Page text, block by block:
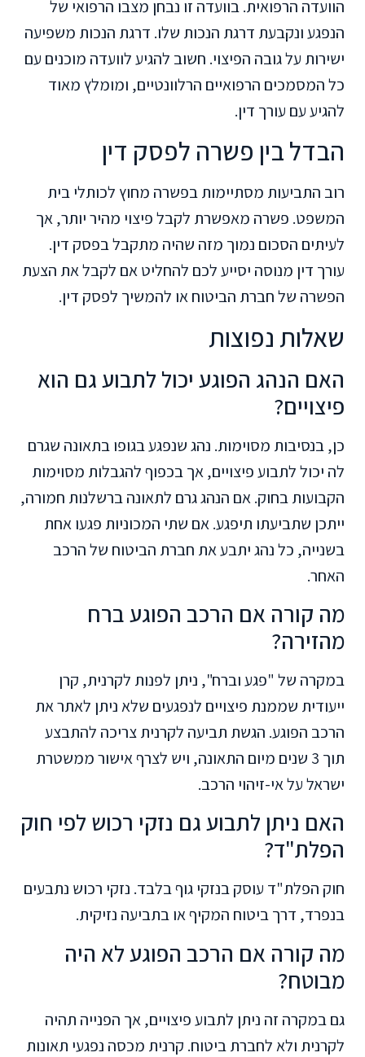
הוועדה הרפואית. בוועדה זו נבחן מצבו הרפואי של
הנפגע ונקבעת דרגת הנכות שלו. דרגת הנכות משפיעה
ישירות על גובה הפיצוי. חשוב להגיע לוועדה מוכנים עם
כל המסמכים הרפואיים הרלוונטיים, ומומלץ מאוד
להגיע עם עורך דין.
הבדל בין פשרה לפסק דין
רוב התביעות מסתיימות בפשרה מחוץ לכותלי בית
המשפט. פשרה מאפשרת לקבל פיצוי מהיר יותר, אך
לעיתים הסכום נמוך מזה שהיה מתקבל בפסק דין.
עורך דין מנוסה יסייע לכם להחליט אם לקבל את הצעת
הפשרה של חברת הביטוח או להמשיך לפסק דין.
שאלות נפוצות
האם הנהג הפוגע יכול לתבוע גם הוא
פיצויים?
כן, בנסיבות מסוימות. נהג שנפגע בגופו בתאונה שגרם
לה יכול לתבוע פיצויים, אך בכפוף להגבלות מסוימות
הקבועות בחוק. אם הנהג גרם לתאונה ברשלנות חמורה,
ייתכן שתביעתו תיפגע. אם שתי המכוניות פגעו אחת
בשנייה, כל נהג יתבע את חברת הביטוח של הרכב
האחר.
מה קורה אם הרכב הפוגע ברח
מהזירה?
במקרה של "פגע וברח", ניתן לפנות לקרנית, קרן
ייעודית שממנת פיצויים לנפגעים שלא ניתן לאתר את
הרכב הפוגע. הגשת תביעה לקרנית צריכה להתבצע
תוך 3 שנים מיום התאונה, ויש לצרף אישור ממשטרת
ישראל על אי-זיהוי הרכב.
האם ניתן לתבוע גם נזקי רכוש לפי חוק
הפלת"ד?
חוק הפלת"ד עוסק בנזקי גוף בלבד. נזקי רכוש נתבעים
בנפרד, דרך ביטוח המקיף או בתביעה נזיקית.
מה קורה אם הרכב הפוגע לא היה
מבוטח?
גם במקרה זה ניתן לתבוע פיצויים, אך הפנייה תהיה
לקרנית ולא לחברת ביטוח. קרנית מכסה נפגעי תאונות